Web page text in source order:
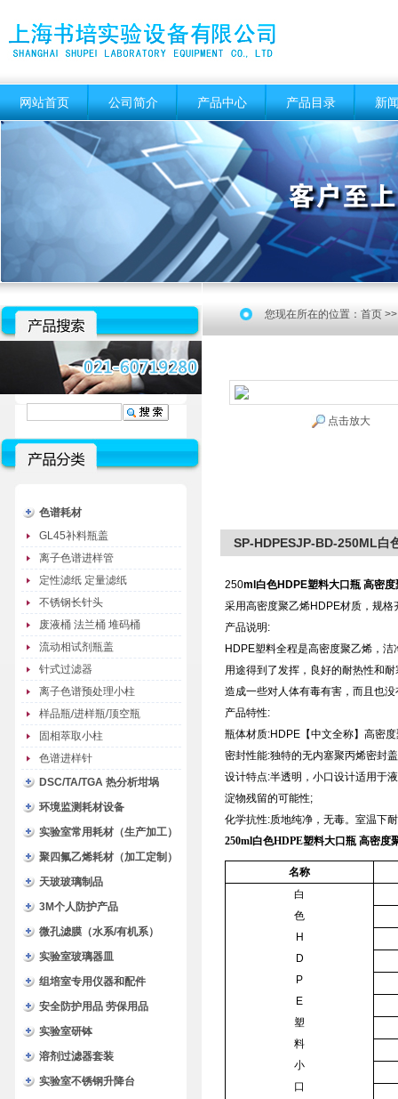
网站首页 公司简介 产品中心 产品目录 新
色谱耗材
GL45补料瓶盖
离子色谱进样管
定性滤纸 定量滤纸
不锈钢长针头
废液桶 法兰桶 堆码桶
流动相试剂瓶盖
针式过滤器
离子色谱预处理小柱
样品瓶/进样瓶/顶空瓶
固相萃取小柱
色谱进样针
DSC/TA/TGA 热分析坩埚
环境监测耗材设备
实验室常用耗材（生产加工）
聚四氟乙烯耗材（加工定制）
天玻玻璃制品
3M个人防护产品
微孔滤膜（水系/有机系）
实验室玻璃器皿
组培室专用仪器和配件
安全防护用品 劳保用品
实验室研钵
溶剂过滤器套装
实验室不锈钢升降台
您现在所在的位置： 首页
点击放大
SP-HDPESJP-BD-250ML白
250ml 白色HDPE塑料大口瓶 高密
采用高密度聚乙烯HDPE材质，规格
产品说明:
HDPE塑料全程是高密度聚乙烯，
用途得到了发挥，良好的耐热性和
造成一些对人体有毒有害，而且也
产品特性:
瓶体材质:HDPE【中文全称】高密
密封性能:独特的无内塞聚丙烯密封
设计特点:半透明，小口设计适用于
淀物残留的可能性;
化学抗性:质地纯净，无毒。室温下
250ml白色HDPE塑料大口瓶 高密度
名称
白
色
H
D
P
E
塑
料
小
口